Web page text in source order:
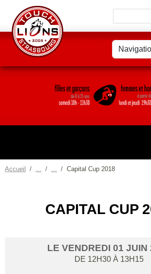
Accueil Capital Cup 2018
CAPITAL CUP
LE VENDREDI 01 JUIN
DE 12H30 À 13H15
Panneau de gestion des cookies